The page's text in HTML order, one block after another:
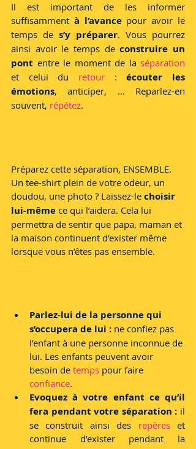
Il est important de les informer
suffisamment à l’avance pour avoir le
temps de s’y préparer. Vous pourrez
ainsi avoir le temps de construire un
pont entre le moment de la
et celui du retour : écouter les
émotions, anticiper, … Reparlez-en
souvent, répétez.
Préparez cette séparation, ENSEMBLE.
Un tee-shirt plein de votre odeur, un
doudou, une photo ? Laissez-le choisir
lui-même ce qui l’aidera. Cela lui
permettra de sentir que papa, maman et
la maison continuent d’exister même
lorsque vous n’êtes pas ensemble.
Parlez-lui de la personne qui
s’occupera de lui : ne confiez pas
l’enfant à une personne inconnue de
lui. Les enfants peuvent avoir
besoin de temps pour faire
confiance.
Evoquez à votre enfant ce qu’il
fera pendant votre séparation : il
se construit ainsi des repères et
continue d’exister pendant la